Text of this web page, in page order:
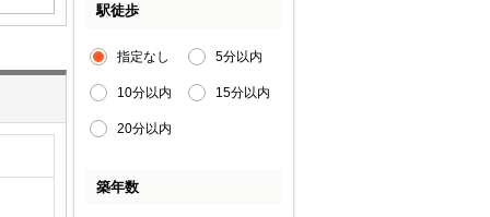
駅徒歩
指定なし 5分以内
10分以内 15分以内
20分以内
築年数